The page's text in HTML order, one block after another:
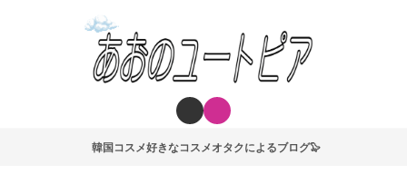
韓国コスメ好きなコスメオタクによるブログ🦭